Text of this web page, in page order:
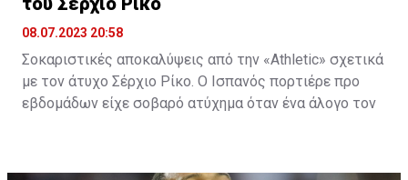
08.07.2023 20:58
Σοκαριστικές αποκαλύψεις από την «Athletic» σχετικά
με τον άτυχο Σέρχιο Ρίκο. Ο Ισπανός πορτιέρε προ
εβδομάδων είχε σοβαρό ατύχημα όταν ένα άλογο τον